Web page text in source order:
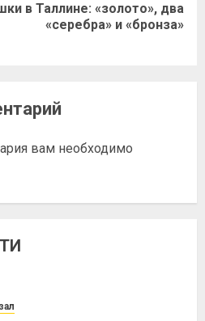
в Таллине: «золото», два
«серебра» и «бронза»
вам необходимо